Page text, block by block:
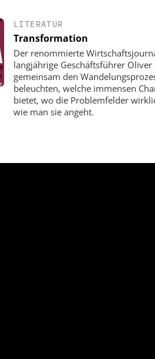
LITERATUR
Transformation
Der renommierte
langjährige Geschäftsführer
gemeinsam den
beleuchten, welche immensen
bietet, wo die Problemfelder
wie man sie angeht.